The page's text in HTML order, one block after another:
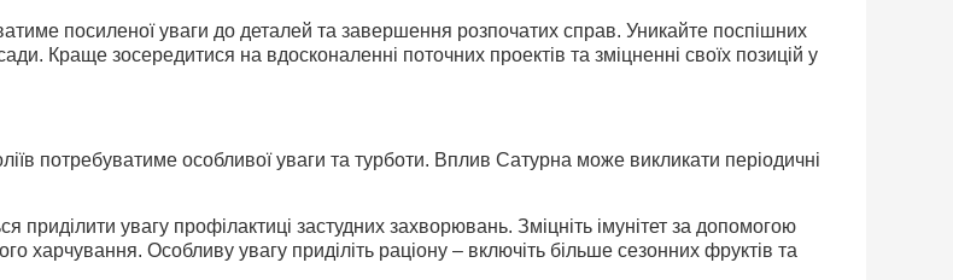
посиленої уваги до деталей та завершення розпочатих справ. Уникайте поспішних
Краще зосередитися на вдосконаленні поточних проектів та зміцненні своїх позицій у
потребуватиме особливої уваги та турботи. Вплив Сатурна може викликати періодичні
приділити увагу профілактиці застудних захворювань. Зміцніть імунітет за допомогою
харчування. Особливу увагу приділіть раціону – включіть більше сезонних фруктів та